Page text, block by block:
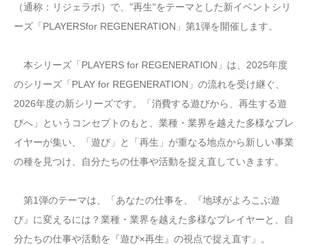
（通称：リジェラボ）で、"再生"をテーマとした新イベントシリ
ーズ「PLAYERSfor REGENERATION」第1弾を開催します。
本シリーズ「PLAYERS for REGENERATION」は、2025年度
のシリーズ「PLAY for REGENERATION」の流れを受け継ぐ、
2026年度の新シリーズです。「消費する遊びから、再生する遊
びへ」というコンセプトのもと、業種・業界を越えた多様なプレ
イヤーが集い、「遊び」と「再生」が重なる地点から新しい事業
の種を見つけ、自分たちの仕事や活動を捉え直していきます。
第1弾のテーマは、「あなたの仕事を、『地球がよろこぶ遊
び』に変えるには？業種・業界を越えた多様なプレイヤーと、自
分たちの仕事や活動を『遊び×再生』の視点で捉え直す」。